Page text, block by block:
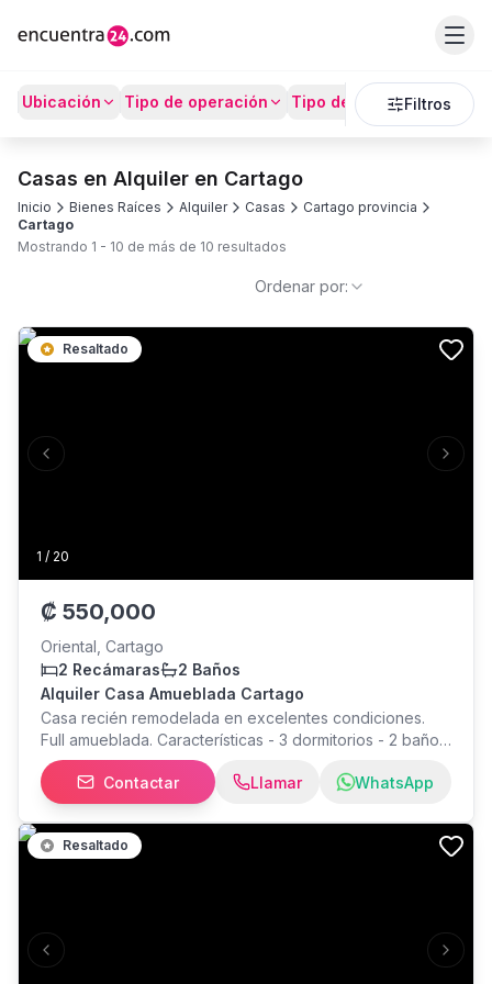
Ubicación Tipo de operación Tipo de Propiedad
Filtros
Casas en Alquiler en Cartago
Inicio Bienes Raíces Alquiler Casas
Cartago provincia
Cartago
Mostrando 1 - 10 de más de 10 resultados
Ordenar por:
1 / 20
Previous slide Next
Resaltado
₡ 550,000
Oriental, Cartago
2 Recámaras
2 Baños
Alquiler Casa Amueblada Cartago
Casa recién remodelada en excelentes condiciones.
Full amueblada. Características - 3 dormitorios - 2 baños
- jardin y patio pequeño cementado. - cochera un
vehículo. - se permiten mascotas pequeñas. Ubicada a
pocos pasos de la Basílica Los Angeles; zona mixta que
ofrece facilidades y múltiples servicios. Más detalles a
este número con Juan Carlos $egura.
Contactar Llamar WhatsApp
Previous slide Next
Resaltado